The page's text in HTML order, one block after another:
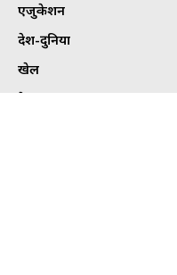
एजुकेशन
देश-दुनिया
खेल
हेल्थ